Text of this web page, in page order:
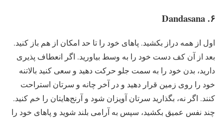
۶. Dandasana
اول از همه دراز بکشید. پاهای خود را تا حد امکان از هم باز کنید.
بعد از آن کف دست خود را به وسط بیاورید. اگر انعطاف پذیری
دارید، بدن خود را به سمت جلو حرکت دهید و سعی کنید بالاتنه
خود را روی زمین قرار دهید و در آخر چانه و سرتان استراحت
کنند. اگر نه، بگذارید سرتان آویزان شود و آرنج‌هایتان را خم کنید.
چند نفس عمیق بکشید، سپس به آرامی بلند شوید و پاهای خود را